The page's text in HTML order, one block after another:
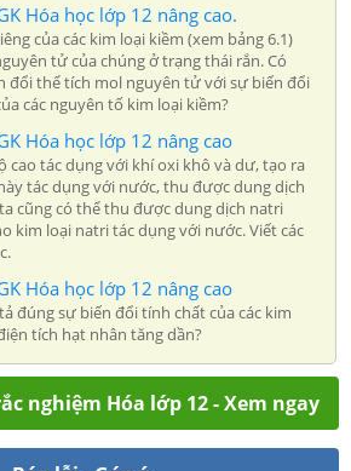
Hóa học lớp 12 nâng cao.
của các kim loại kiềm (xem bảng 6.1)
tử của chúng ở trạng thái rắn. Có
đổi thể tích mol nguyên tử với sự biến đổi
các nguyên tố kim loại kiềm?
Hóa học lớp 12 nâng cao
cao tác dụng với khí oxi khô và dư, tạo ra
tác dụng với nước, thu được dung dịch
cũng có thể thu được dung dịch natri
kim loại natri tác dụng với nước. Viết các
Hóa học lớp 12 nâng cao
đúng sự biến đổi tính chất của các kim
tích hạt nhân tăng dần?
nghiệm Hóa lớp 12 - Xem ngay